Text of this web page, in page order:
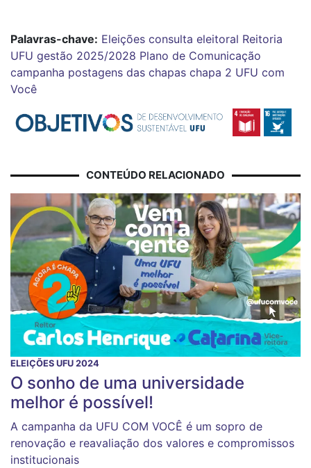
Palavras-chave: Eleições consulta eleitoral Reitoria
UFU gestão 2025/2028 Plano de Comunicação
campanha postagens das chapas chapa 2 UFU com
Você
CONTEÚDO RELACIONADO
ELEIÇÕES UFU 2024
O sonho de uma universidade
melhor é possível!
A campanha da UFU COM VOCÊ é um sopro de
renovação e reavaliação dos valores e compromissos
institucionais